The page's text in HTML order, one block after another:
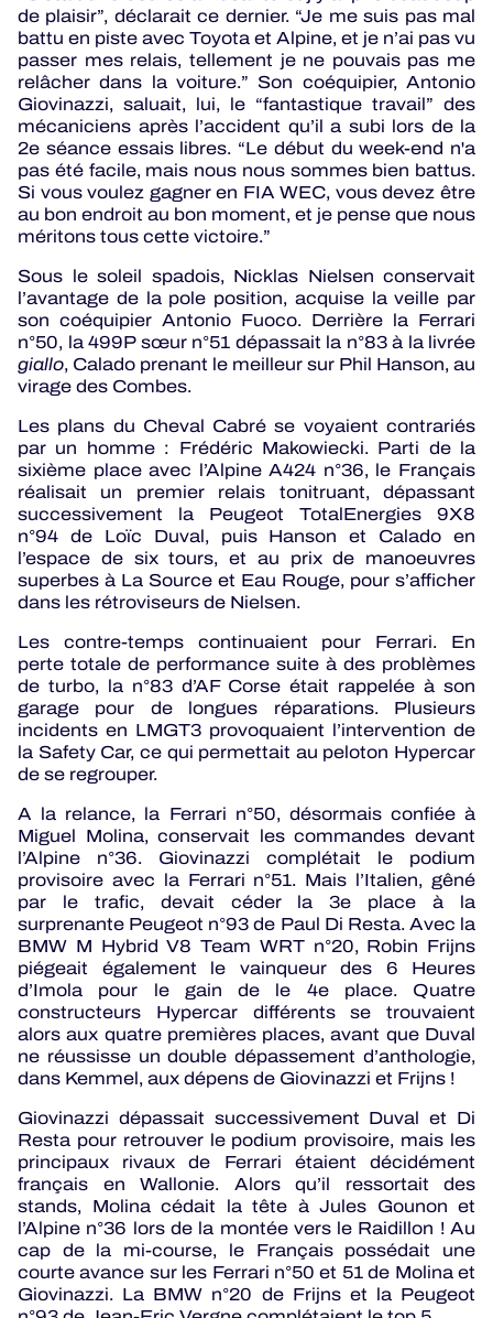
de plaisir”, déclarait ce dernier. “Je me suis pas mal
battu en piste avec Toyota et Alpine, et je n’ai pas vu
passer mes relais, tellement je ne pouvais pas me
relâcher dans la voiture.” Son coéquipier, Antonio
Giovinazzi, saluait, lui, le “fantastique travail” des
mécaniciens après l’accident qu’il a subi lors de la
2e séance essais libres. “Le début du week-end n'a
pas été facile, mais nous nous sommes bien battus.
Si vous voulez gagner en FIA WEC, vous devez être
au bon endroit au bon moment, et je pense que nous
méritons tous cette victoire.”
Sous le soleil spadois, Nicklas Nielsen conservait
l’avantage de la pole position, acquise la veille par
son coéquipier Antonio Fuoco. Derrière la Ferrari
n°50, la 499P sœur n°51 dépassait la n°83 à la livrée
giallo, Calado prenant le meilleur sur Phil Hanson, au
virage des Combes.
Les plans du Cheval Cabré se voyaient contrariés
par un homme : Frédéric Makowiecki. Parti de la
sixième place avec l’Alpine A424 n°36, le Français
réalisait un premier relais tonitruant, dépassant
successivement la Peugeot TotalEnergies 9X8
n°94 de Loïc Duval, puis Hanson et Calado en
l’espace de six tours, et au prix de manoeuvres
superbes à La Source et Eau Rouge, pour s’afficher
dans les rétroviseurs de Nielsen.
Les contre-temps continuaient pour Ferrari. En
perte totale de performance suite à des problèmes
de turbo, la n°83 d’AF Corse était rappelée à son
garage pour de longues réparations. Plusieurs
incidents en LMGT3 provoquaient l’intervention de
la Safety Car, ce qui permettait au peloton Hypercar
de se regrouper.
A la relance, la Ferrari n°50, désormais confiée à
Miguel Molina, conservait les commandes devant
l’Alpine n°36. Giovinazzi complétait le podium
provisoire avec la Ferrari n°51. Mais l’Italien, gêné
par le trafic, devait céder la 3e place à la
surprenante Peugeot n°93 de Paul Di Resta. Avec la
BMW M Hybrid V8 Team WRT n°20, Robin Frijns
piégeait également le vainqueur des 6 Heures
d’Imola pour le gain de le 4e place. Quatre
constructeurs Hypercar différents se trouvaient
alors aux quatre premières places, avant que Duval
ne réussisse un double dépassement d’anthologie,
dans Kemmel, aux dépens de Giovinazzi et Frijns !
Giovinazzi dépassait successivement Duval et Di
Resta pour retrouver le podium provisoire, mais les
principaux rivaux de Ferrari étaient décidément
français en Wallonie. Alors qu’il ressortait des
stands, Molina cédait la tête à Jules Gounon et
l’Alpine n°36 lors de la montée vers le Raidillon ! Au
cap de la mi-course, le Français possédait une
courte avance sur les Ferrari n°50 et 51 de Molina et
Giovinazzi. La BMW n°20 de Frijns et la Peugeot